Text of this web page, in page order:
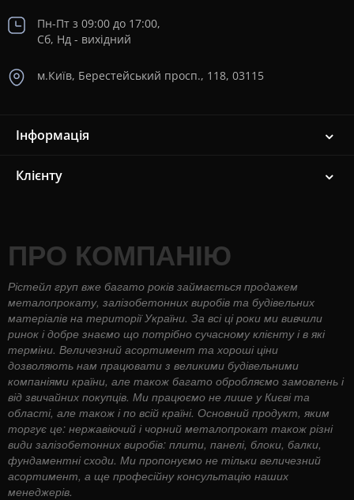
Пн-Пт з 09:00 до 17:00,
Сб, Нд - вихідний
м.Київ, Берестейський просп., 118, 03115
Інформація
Клієнту
ПРО КОМПАНІЮ
Рістейл груп вже багато років займається продажем
металопрокату, залізобетонних виробів та будівельних
матеріалів на території України. За всі ці роки ми вивчили
ринок і добре знаємо що потрібно сучасному клієнту і в які
терміни. Величезний асортимент та хороші ціни
дозволяють нам працювати з великими будівельними
компаніями країни, але також багато обробляємо замовлень і
від звичайних покупців. Ми працюємо не лише у Києві та
області, але також і по всій країні. Основний продукт, яким
торгує це: нержавіючий і чорний металопрокат також різні
види залізобетонних виробів: плити, панелі, блоки, балки,
фундаментні сходи. Ми пропонуємо не тільки величезний
асортимент, а ще професійну консультацію наших
менеджерів.